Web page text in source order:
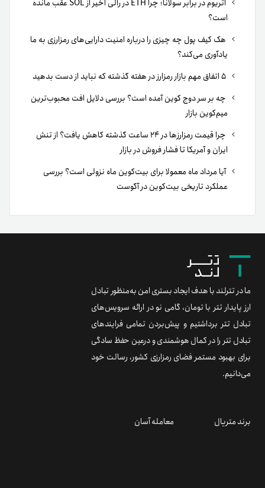
اتریوم در برابر سولانا؛ چرا ETH در رالی اخیر از SOL عقب مانده
است؟
هک کیف پول چه چیزی را درباره امنیت دارایی‌های رمزارزی به ما
یادآوری می‌کند؟
چه بر سر دوج کوین آمده است؟ بررسی دلایل افت محبوب‌ترین
میم‌کوین بازار
چرا قیمت رمزارزها در ۲۴ ساعت گذشته کاهش یافت؟ از تنش
ایران و آمریکا تا فشار فروش در بازار
آیا مرداد ماه معمولا برای بیت‌کوین ماه نزولی است؟ بررسی
عملکرد تاریخی بیت‌کوین در آگوست
ما در تترلند با هدف ایجاد بستری امن به‌منظور تبادل
ارز پایدار تتر با تومان، گامی نو در ارائه سرویس‌های
تبادل تتر برداشتیم و پیش‌بردن تمامی فرایندهای
تبادل تتر را در کمال هوشمندی و درعین حفظ سادگی
برای بهبود مستمر فضای رمزارزی کشور، رسالت خود
می‌دانیم.
برند متریال معامله آسان